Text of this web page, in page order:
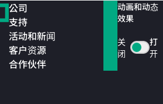
公司
支持
活动和新闻
客户资源
合作伙伴
动画和动态
效果
关
闭
打
开